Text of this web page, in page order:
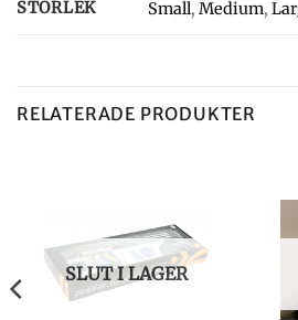
STORLEK Small,Medium,
RELATERADE PRODUKTER
SLUT I LAGER